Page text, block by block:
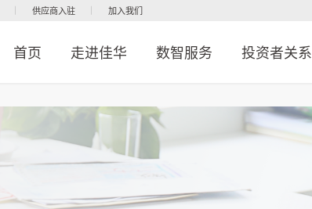
供应商入驻 加入我们
首页 走进佳华 数智服务 投资者关系